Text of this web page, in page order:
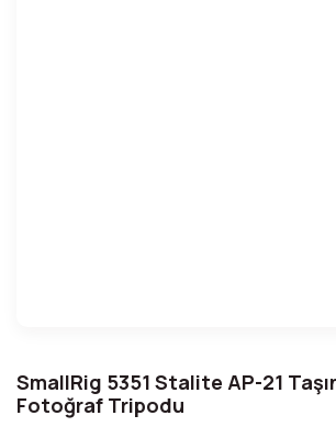
SmallRig 5351 Stalite AP-21
Fotoğraf Tripodu